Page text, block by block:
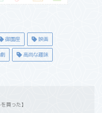
御園座 映画
高尚な趣味
買った】